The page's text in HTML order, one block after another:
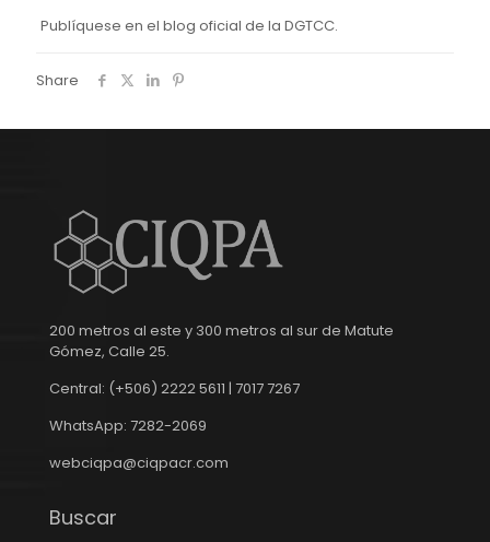
Publíquese en el blog oficial de la DGTCC.
Share
200 metros al este y 300 metros al sur de Matute
Gómez, Calle 25.
Central: (+506) 2222 5611 | 7017 7267
WhatsApp: 7282-2069
webciqpa@ciqpacr.com
Buscar